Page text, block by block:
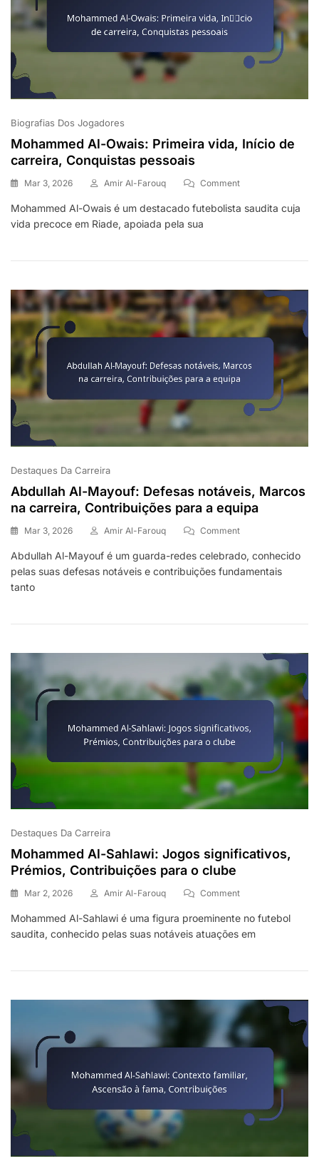
Biografias Dos Jogadores
Mohammed Al-Owais: Primeira vida, Início de
carreira, Conquistas pessoais
Mar 3, 2026 Amir Al-Farouq CommentOn
Al-
Início
Carreira,
Conquistas
Pessoais
Mohammed Al-Owais é um destacado futebolista saudita cuja
vida precoce em Riade, apoiada pela sua
Destaques Da Carreira
Abdullah Al-Mayouf: Defesas notáveis, Marcos
na carreira, Contribuições para a equipa
Mar 3, 2026 Amir Al-Farouq CommentOn
Al-
Mayouf:
Na
Contribuições
Para
A
Equipa
Abdullah Al-Mayouf é um guarda-redes celebrado, conhecido
pelas suas defesas notáveis e contribuições fundamentais
tanto
Destaques Da Carreira
Mohammed Al-Sahlawi: Jogos significativos,
Prémios, Contribuições para o clube
Mar 2, 2026 Amir Al-Farouq CommentOn
Al-
Sahlawi:
Prémios,
Para
O
Clube
Mohammed Al-Sahlawi é uma figura proeminente no futebol
saudita, conhecido pelas suas notáveis atuações em